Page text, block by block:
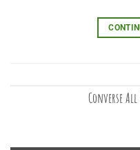
Converse